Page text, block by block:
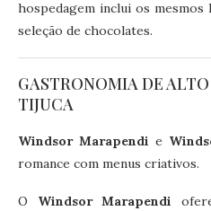
hospedagem inclui os mesmos
seleção de chocolates.
GASTRONOMIA DE
TIJUCA
Windsor Marapendi e
romance com menus criativos.
O Windsor Marapendi